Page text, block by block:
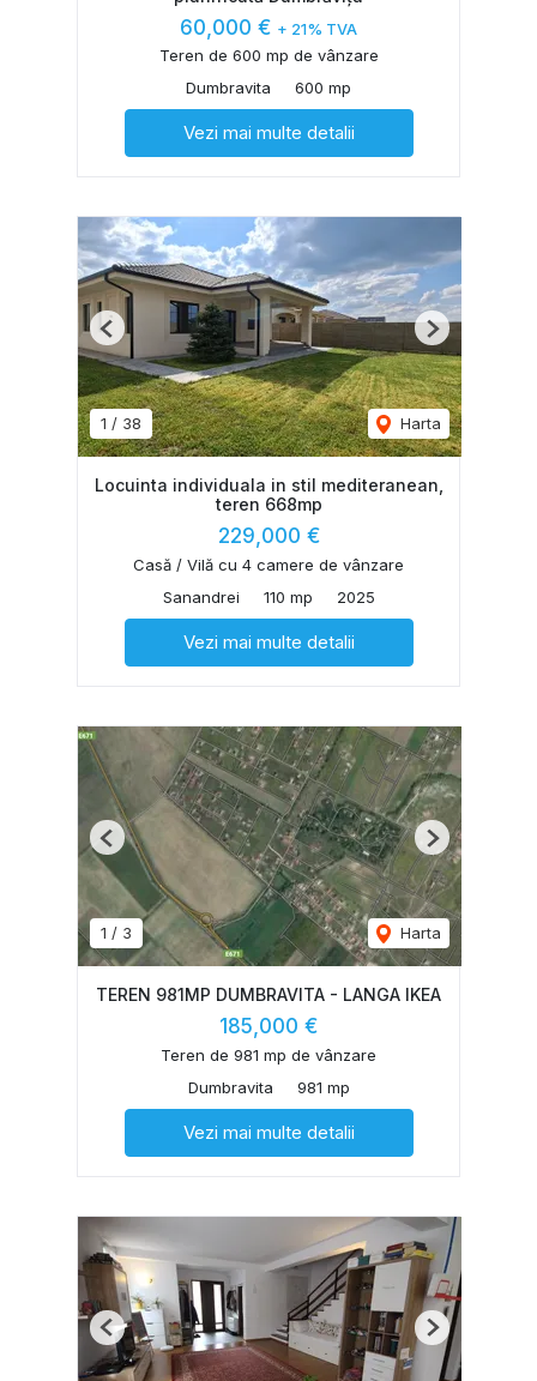
60,000 € + 21% TVA
Teren de 600 mp de vânzare
Dumbravita
600 mp
Vezi mai multe detalii
1 / 38 Harta
Previous Next
Locuinta individuala in stil mediteranean,
teren 668mp
229,000 €
Casă / Vilă cu 4 camere de vânzare
Sanandrei
110 mp 2025
Vezi mai multe detalii
1 / 3 Harta
Previous Next
TEREN 981MP DUMBRAVITA - LANGA IKEA
185,000 €
Teren de 981 mp de vânzare
Dumbravita
981 mp
Vezi mai multe detalii
Previous Next